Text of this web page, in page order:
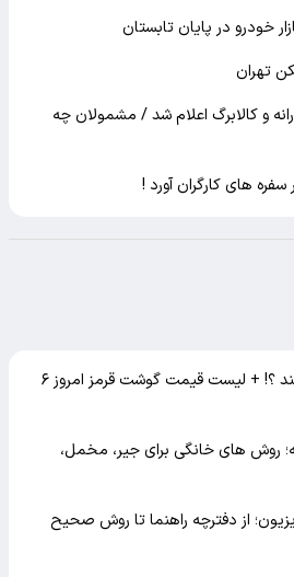
خودرو در پایان تابستان
تهران
و کالابرگ اعلام شد / مشمولان چه
سفره های کارگران آورد !
گوشت خورشتی کیلویی چند ؟! + لیست قیمت گوشت قرمز امروز ۶
روش های خانگی برای جیر، مخمل،
از دفترچه راهنما تا روش صحیح